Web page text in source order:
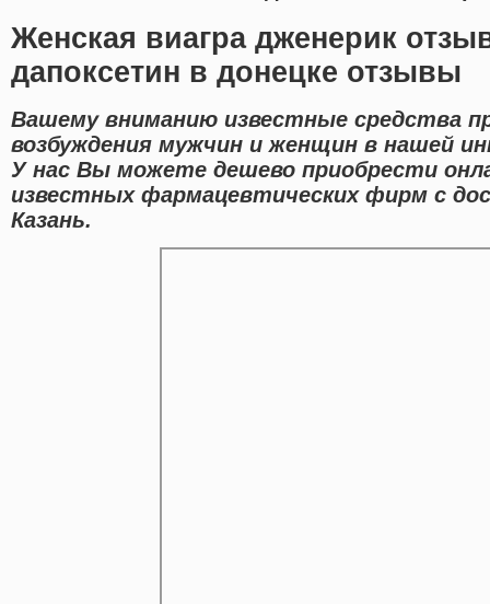
Женская виагра дженерик
дапоксетин в донецке отзывы
Вашему вниманию известные средства
возбуждения мужчин и женщин в нашей
У нас Вы можете дешево приобрести
известных фармацевтических фирм с
Казань.